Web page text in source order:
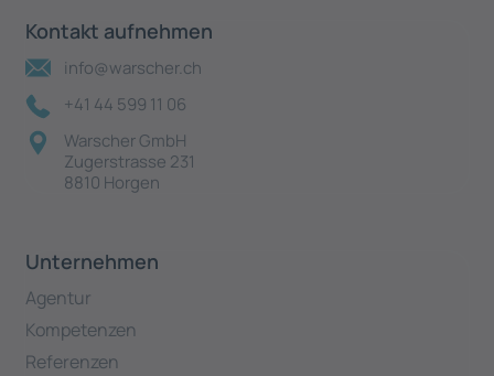
Kontakt aufnehmen
info@warscher.ch
+41 44 599 11 06
Warscher GmbH
Zugerstrasse 231
8810 Horgen
Unternehmen
Agentur
Kompetenzen
Referenzen